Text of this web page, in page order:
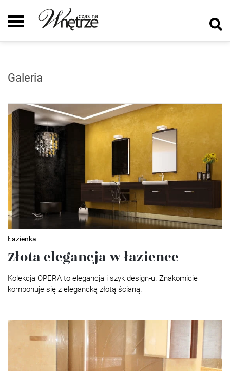
Galeria
Łazienka
Złota elegancja w łazience
Kolekcja OPERA to elegancja i szyk design-u. Znakomicie
komponuje się z elegancką złotą ścianą.